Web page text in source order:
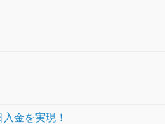
金を実現！